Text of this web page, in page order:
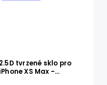
2.5D tvrzené sklo pro
iPhone XS Max -